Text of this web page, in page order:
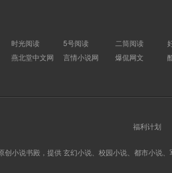
时光阅读 5号阅读 二筒阅读
燕北堂中文网 言情小说网 爆侃网文
福利计划
创小说书殿，提供 玄幻小说、校园小说、都市小说